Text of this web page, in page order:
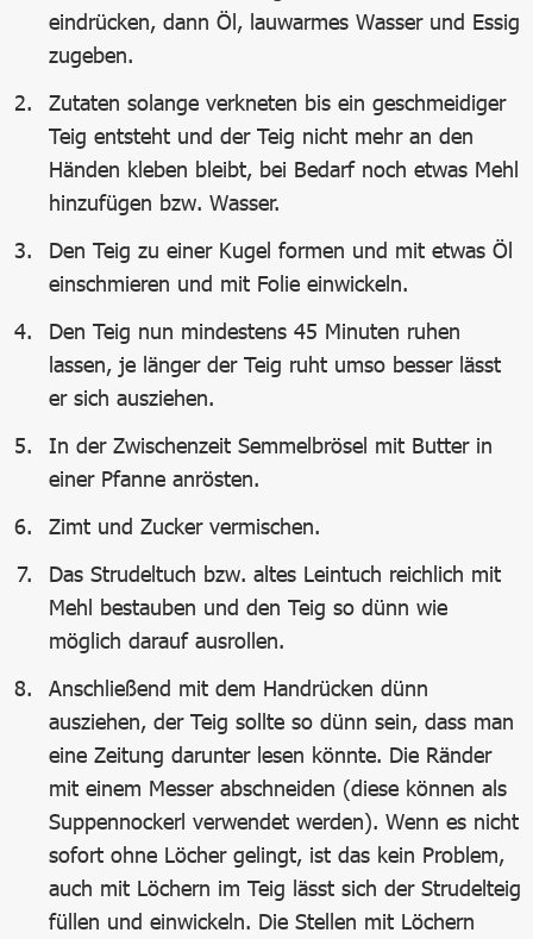
eindrücken, dann Öl, lauwarmes Wasser und Essig
zugeben.
Zutaten solange verkneten bis ein geschmeidiger
Teig entsteht und der Teig nicht mehr an den
Händen kleben bleibt, bei Bedarf noch etwas Mehl
hinzufügen bzw. Wasser.
Den Teig zu einer Kugel formen und mit etwas Öl
einschmieren und mit Folie einwickeln.
Den Teig nun mindestens 45 Minuten ruhen
lassen, je länger der Teig ruht umso besser lässt
er sich ausziehen.
In der Zwischenzeit Semmelbrösel mit Butter in
einer Pfanne anrösten.
Zimt und Zucker vermischen.
Das Strudeltuch bzw. altes Leintuch reichlich mit
Mehl bestauben und den Teig so dünn wie
möglich darauf ausrollen.
Anschließend mit dem Handrücken dünn
ausziehen, der Teig sollte so dünn sein, dass man
eine Zeitung darunter lesen könnte. Die Ränder
mit einem Messer abschneiden (diese können als
Suppennockerl verwendet werden). Wenn es nicht
sofort ohne Löcher gelingt, ist das kein Problem,
auch mit Löchern im Teig lässt sich der Strudelteig
füllen und einwickeln. Die Stellen mit Löchern